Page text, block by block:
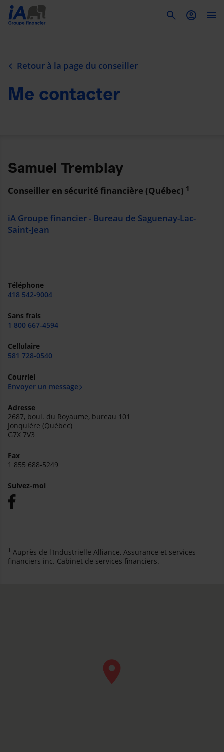
Retour à la page du conseiller
Me contacter
Samuel Tremblay
Conseiller en sécurité financière (Québec) 1
iA Groupe financier - Bureau de Saguenay-Lac-
Saint-Jean
Téléphone
418 542-9004
Sans frais
1 800 667-4594
Cellulaire
581 728-0540
Courriel
Envoyer un message
Adresse
2687, boul. du Royaume, bureau 101
Jonquière (Québec)
G7X 7V3
Fax
1 855 688-5249
Suivez-moi
1 Auprès de l'Industrielle Alliance, Assurance et services
financiers inc. Cabinet de services financiers.